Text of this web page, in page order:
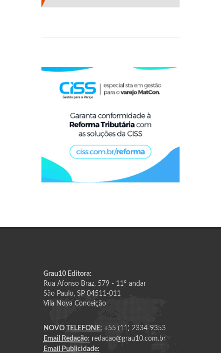
Grau10 Editora:
Rua Afonso Braz, 579 - 11º andar
São Paulo, SP 04511-011
Vila Nova Conceição
NOVO TELEFONE: +55 (11) 2334-9353
Email Redação: redacao@grau10.com.br
Email Publicidade: